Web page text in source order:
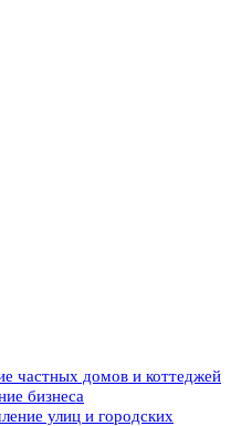
частных домов и коттеджей
бизнеса
улиц и городских